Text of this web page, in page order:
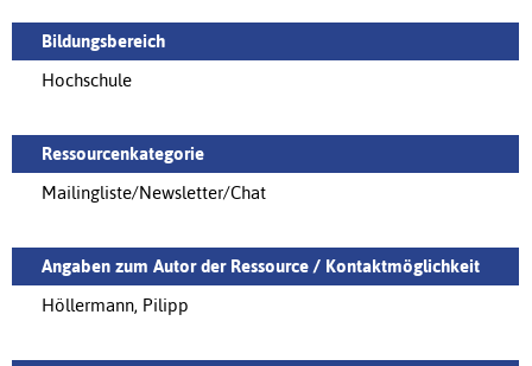
Bildungsbereich
Hochschule
Ressourcenkategorie
Mailingliste/Newsletter/Chat
Angaben zum Autor der Ressource / Kontaktmöglichkeit
Höllermann, Pilipp